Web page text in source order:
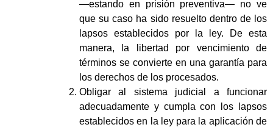
―estando en prisión preventiva― no ve
que su caso ha sido resuelto dentro de los
lapsos establecidos por la ley. De esta
manera, la libertad por vencimiento de
términos se convierte en una garantía para
los derechos de los procesados.
Obligar al sistema judicial a funcionar
adecuadamente y cumpla con los lapsos
establecidos en la ley para la aplicación de